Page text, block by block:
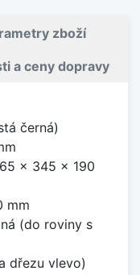
zboží
a ceny dopravy
černá)
x 345 x 190
mm
(do roviny s
dřezu vlevo)